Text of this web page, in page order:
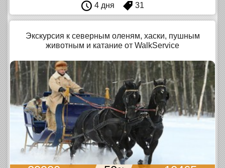
4 дня 31
Экскурсия к северным оленям, хаски, пушным
животным и катание от WalkService